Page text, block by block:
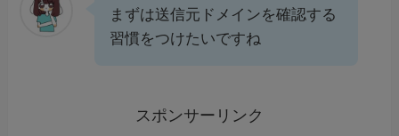
まずは送信元ドメインを確認する
習慣をつけたいですね
スポンサーリンク